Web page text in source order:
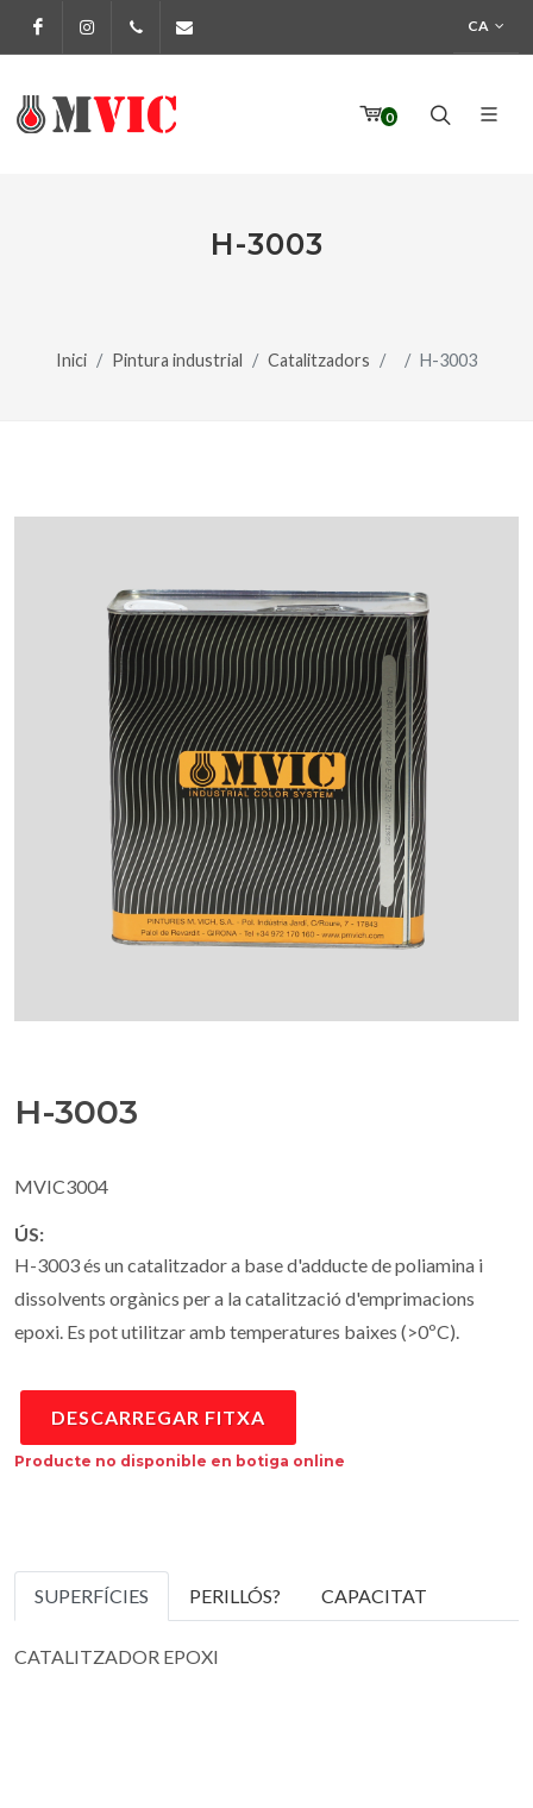
FacebookInstagram972 170 160 CA
0
H-3003
Inici Pintura industrial Catalitzadors H-3003
H-3003
MVIC3004
ÚS:
H-3003 és un catalitzador a base d'adducte de poliamina i
dissolvents orgànics per a la catalització d'emprimacions
epoxi. Es pot utilitzar amb temperatures baixes (>0ºC).
DESCARREGAR FITXA
Producte no disponible en botiga online
SUPERFÍCIES PERILLÓS? CAPACITAT
CATALITZADOR EPOXI